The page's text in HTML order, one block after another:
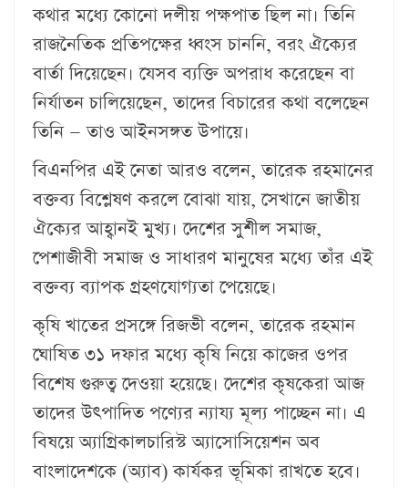
কথার মধ্যে কোনো দলীয় পক্ষপাত ছিল না। তিনি
রাজনৈতিক প্রতিপক্ষের ধ্বংস চাননি, বরং ঐক্যের
বার্তা দিয়েছেন। যেসব ব্যক্তি অপরাধ করেছেন বা
নির্যাতন চালিয়েছেন, তাদের বিচারের কথা বলেছেন
তিনি — তাও আইনসঙ্গত উপায়ে।
বিএনপির এই নেতা আরও বলেন, তারেক রহমানের
বক্তব্য বিশ্লেষণ করলে বোঝা যায়, সেখানে জাতীয়
ঐক্যের আহ্বানই মুখ্য। দেশের সুশীল সমাজ,
পেশাজীবী সমাজ ও সাধারণ মানুষের মধ্যে তাঁর এই
বক্তব্য ব্যাপক গ্রহণযোগ্যতা পেয়েছে।
কৃষি খাতের প্রসঙ্গে রিজভী বলেন, তারেক রহমান
ঘোষিত ৩১ দফার মধ্যে কৃষি নিয়ে কাজের ওপর
বিশেষ গুরুত্ব দেওয়া হয়েছে। দেশের কৃষকেরা আজ
তাদের উৎপাদিত পণ্যের ন্যায্য মূল্য পাচ্ছেন না। এ
বিষয়ে অ্যাগ্রিকালচারিস্ট অ্যাসোসিয়েশন অব
বাংলাদেশকে (অ্যাব) কার্যকর ভূমিকা রাখতে হবে।